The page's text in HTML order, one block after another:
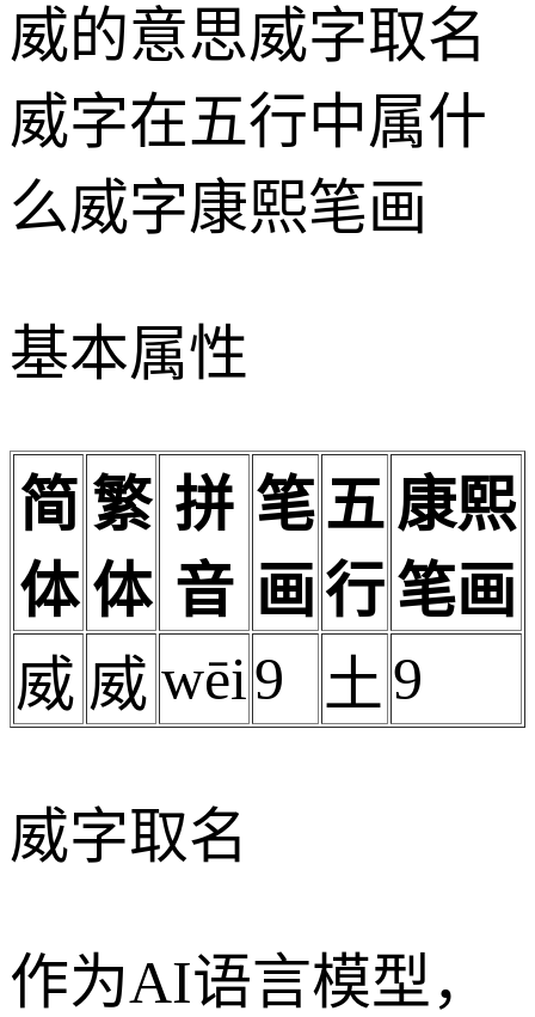
威的意思威字取名
威字在五行中属什
么威字康熙笔画
基本属性
简
体
繁
体
拼
音
笔
画
五
行
康熙
笔画
威 威 wēi9 土9
威字取名
作为AI语言模型，